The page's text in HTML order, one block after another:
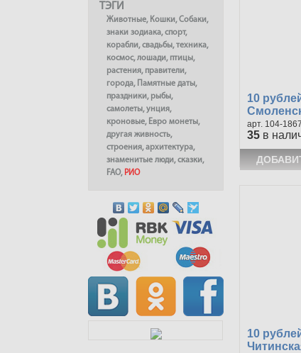
ТЭГИ
Животные, Кошки,Собаки,
знаки зодиака,спорт,
корабли,свадьбы,техника,
космос,лошади, птицы,
растения, правители,
города, Памятные даты,
праздники, рыбы,
самолеты,унция,
кроновые, Евро монеты,
другая живность,
строения,архитектура,
знаменитые люди,сказки,
FAO, РИО
10
104-
35 в
10